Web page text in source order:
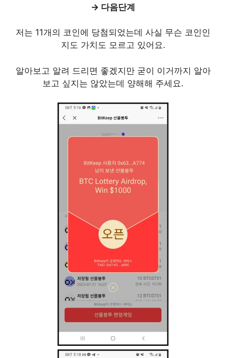
→ 다음단계
저는 11개의 코인에 당첨되었는데 사실 무슨 코인인
지도 가치도 모르고 있어요.
알아보고 알려 드리면 좋겠지만 굳이 이거까지 알아
보고 싶지는 않았는데 양해해 주세요.